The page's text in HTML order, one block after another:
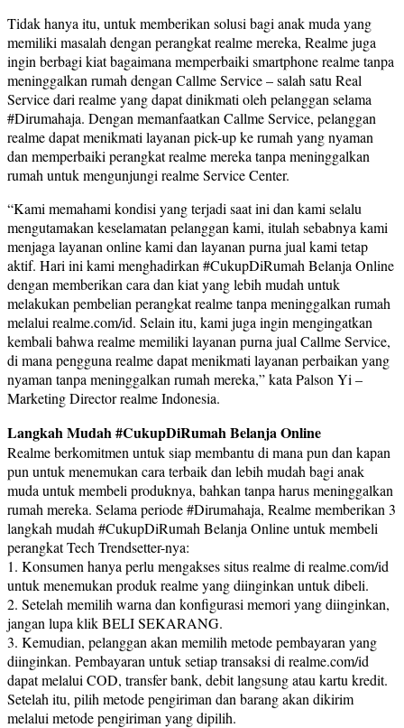
Tidak hanya itu, untuk memberikan solusi bagi anak muda yang
memiliki masalah dengan perangkat realme mereka, Realme juga
ingin berbagi kiat bagaimana memperbaiki smartphone realme tanpa
meninggalkan rumah dengan Callme Service – salah satu Real
Service dari realme yang dapat dinikmati oleh pelanggan selama
#Dirumahaja. Dengan memanfaatkan Callme Service, pelanggan
realme dapat menikmati layanan pick-up ke rumah yang nyaman
dan memperbaiki perangkat realme mereka tanpa meninggalkan
rumah untuk mengunjungi realme Service Center.
“Kami memahami kondisi yang terjadi saat ini dan kami selalu
mengutamakan keselamatan pelanggan kami, itulah sebabnya kami
menjaga layanan online kami dan layanan purna jual kami tetap
aktif. Hari ini kami menghadirkan #CukupDiRumah Belanja Online
dengan memberikan cara dan kiat yang lebih mudah untuk
melakukan pembelian perangkat realme tanpa meninggalkan rumah
melalui realme.com/id. Selain itu, kami juga ingin mengingatkan
kembali bahwa realme memiliki layanan purna jual Callme Service,
di mana pengguna realme dapat menikmati layanan perbaikan yang
nyaman tanpa meninggalkan rumah mereka,” kata Palson Yi –
Marketing Director realme Indonesia.
Langkah Mudah #CukupDiRumah Belanja Online
Realme berkomitmen untuk siap membantu di mana pun dan kapan
pun untuk menemukan cara terbaik dan lebih mudah bagi anak
muda untuk membeli produknya, bahkan tanpa harus meninggalkan
rumah mereka. Selama periode #Dirumahaja, Realme memberikan 3
langkah mudah #CukupDiRumah Belanja Online untuk membeli
perangkat Tech Trendsetter-nya:
1. Konsumen hanya perlu mengakses situs realme di realme.com/id
untuk menemukan produk realme yang diinginkan untuk dibeli.
2. Setelah memilih warna dan konfigurasi memori yang diinginkan,
jangan lupa klik BELI SEKARANG.
3. Kemudian, pelanggan akan memilih metode pembayaran yang
diinginkan. Pembayaran untuk setiap transaksi di realme.com/id
dapat melalui COD, transfer bank, debit langsung atau kartu kredit.
Setelah itu, pilih metode pengiriman dan barang akan dikirim
melalui metode pengiriman yang dipilih.